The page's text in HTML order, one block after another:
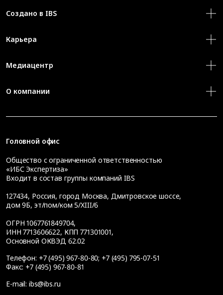
Создано в IBS
Карьера
Медиацентр
О компании
Головной офис
Общество с ограниченной ответственностью
«ИБС Экспертиза»
Входит в состав группы компаний IBS
127434, Россия, город Москва, Дмитровское шоссе,
дом 9Б, эт/пом/ком 5/XIII/6
ОГРН 1067761849704,
ИНН 7713606622, КПП 771301001,
Основной ОКВЭД 62.02
Телефон: +7 (495) 967-80-80; +7 (495) 795-07-51
Факс: +7 (495) 967-80-81
E-mail: ibs@ibs.ru